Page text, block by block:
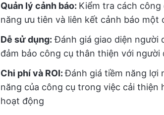
Quản lý cảnh báo: Kiểm tra cách
năng ưu tiên và liên kết cảnh báo một
Dễ sử dụng: Đánh giá giao diện người
đảm bảo công cụ thân thiện với người
Chi phí và ROI:Đánh giá tiềm năng lợi
năng của công cụ trong việc cải thiện
hoạt động